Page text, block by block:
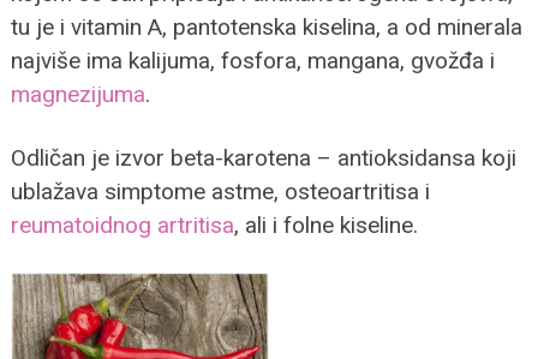
tu je i vitamin A, pantotenska kiselina, a od minerala
najviše ima kalijuma, fosfora, mangana, gvožđa i
magnezijuma.
Odličan je izvor beta-karotena – antioksidansa koji
ublažava simptome astme, osteoartritisa i
reumatoidnog artritisa, ali i folne kiseline.